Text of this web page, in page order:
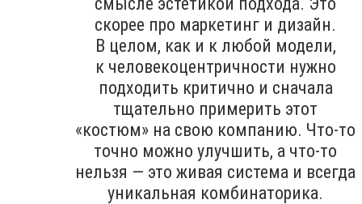
скорее про маркетинг и дизайн.
В целом, как и к любой модели,
к человекоцентричности нужно
подходить критично и сначала
тщательно примерить этот
«костюм» на свою компанию. Что-то
точно можно улучшить, а что-то
нельзя — это живая система и всегда
уникальная комбинаторика.